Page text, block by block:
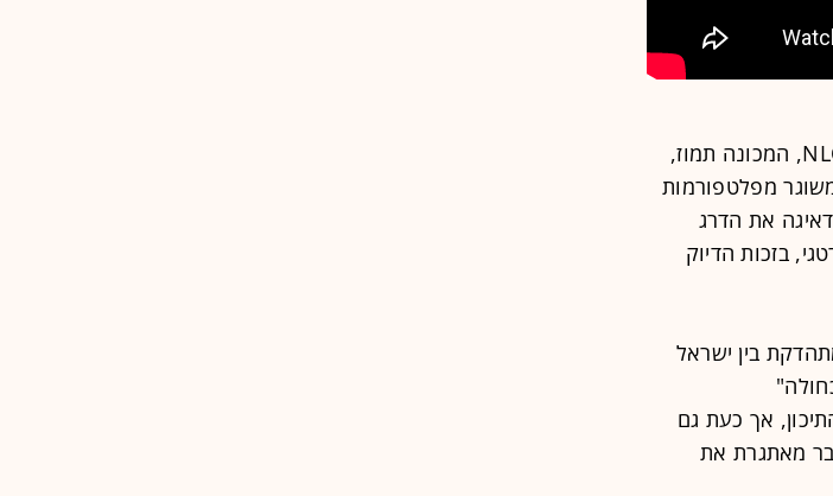
מדובר בטילים בעלי הטווח הגדול ביותר של סדרת ספייק. דגם NLOS, המכונה תמוז,
לפגוע במטרה ממרחק של עד 32 ק"מ, ומשוגר מפלטפורמות
את הדרג
בזכות הדיוק
בין ישראל
אך כעת גם
מאתגרת את